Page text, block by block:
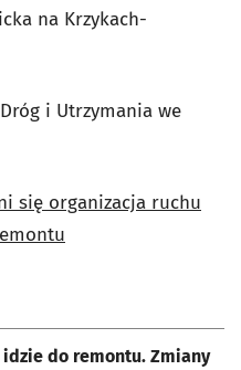
na Krzykach-
i Utrzymania we
się organizacja ruchu
idzie do remontu. Zmiany